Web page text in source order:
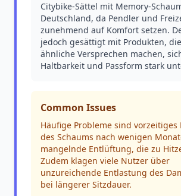
Citybike-Sättel mit Memory-
Deutschland, da Pendler und
zunehmend auf Komfort setzen.
jedoch gesättigt mit Produkten,
ähnliche Versprechen machen,
Haltbarkeit und Passform stark
Common Issues
Häufige Probleme sind vorzeitiges
des Schaums nach wenigen
mangelnde Entlüftung, die zu
Zudem klagen viele Nutzer über
unzureichende Entlastung des
bei längerer Sitzdauer.